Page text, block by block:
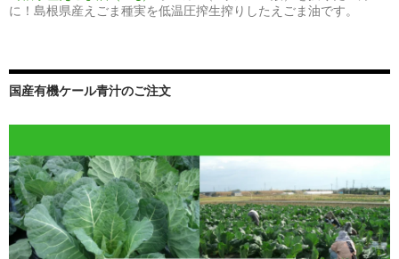
に！島根県産えごま種実を低温圧搾生搾りしたえごま油です。
国産有機ケール青汁のご注文